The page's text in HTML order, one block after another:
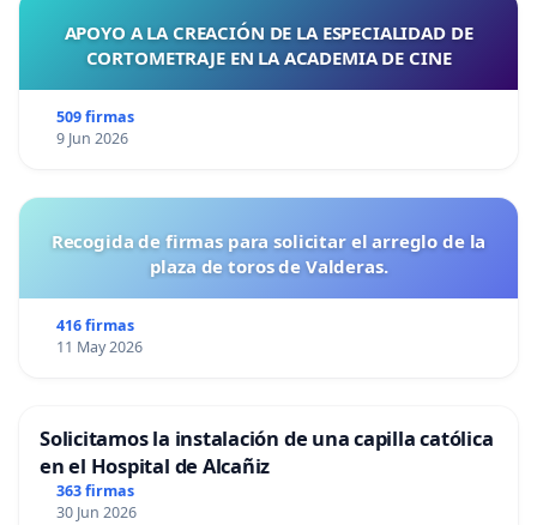
APOYO A LA CREACIÓN DE LA ESPECIALIDAD DE
CORTOMETRAJE EN LA ACADEMIA DE CINE
509 firmas
9 Jun 2026
Recogida de firmas para solicitar el arreglo de la
plaza de toros de Valderas.
416 firmas
11 May 2026
Solicitamos la instalación de una capilla católica
en el Hospital de Alcañiz
363 firmas
30 Jun 2026